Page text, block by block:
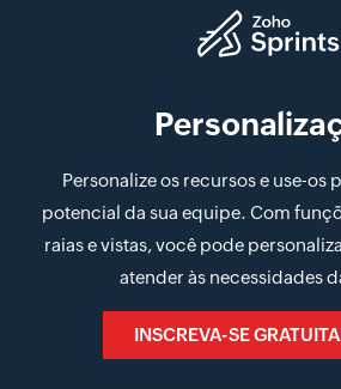
Personalize os recursos e use-os
potencial da sua equipe. Com
raias e vistas, você pode
atender às necessidades
INSCREVA-SE